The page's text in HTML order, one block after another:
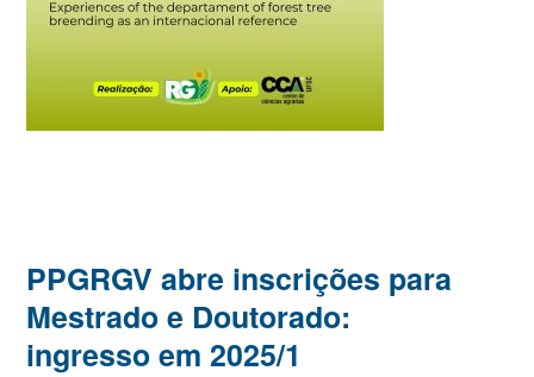
PPGRGV abre inscrições para
Mestrado e Doutorado:
ingresso em 2025/1